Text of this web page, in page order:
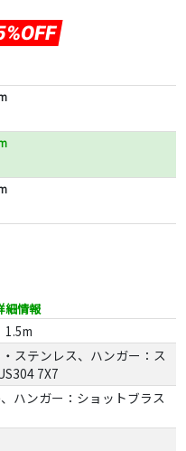
細情報
ステンレス、ハンガー：ス
7X7
ハンガー：ショットブラス